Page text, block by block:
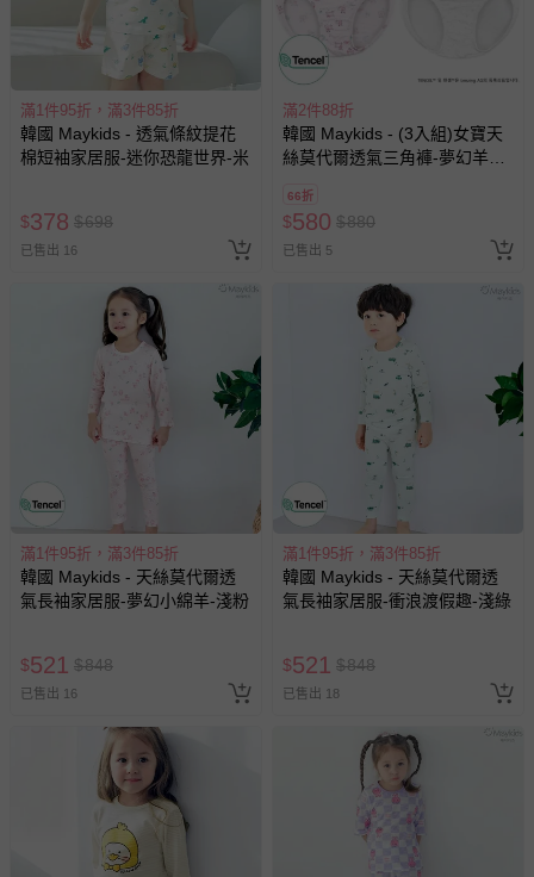
滿1件95折，滿3件85折
韓國 Maykids - 透氣條紋提花
棉短袖家居服-迷你恐龍世界-米
$378 $698
已售出 16
滿2件88折
韓國 Maykids - (3入組)女寶天
絲莫代爾透氣三角褲-夢幻羊駝
66折
$580 $880
已售出 5
滿1件95折，滿3件85折
韓國 Maykids - 天絲莫代爾透
氣長袖家居服-夢幻小綿羊-淺粉
$521 $848
已售出 16
滿1件95折，滿3件85折
韓國 Maykids - 天絲莫代爾透
氣長袖家居服-衝浪渡假趣-淺綠
$521 $848
已售出 18